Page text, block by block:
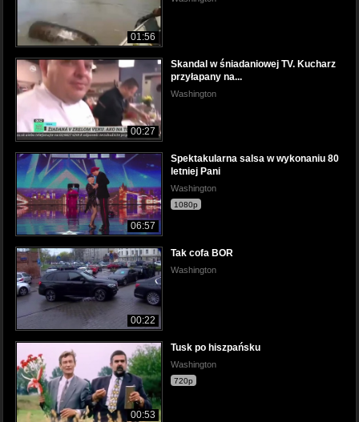
01:56
00:27
Skandal w śniadaniowej TV. Kucharz
przyłapany na...
Washington
06:57
Spektakularna salsa w wykonaniu 80
letniej Pani
Washington
1080p
00:22
Tak cofa BOR
Washington
00:53
Tusk po hiszpańsku
Washington
720p